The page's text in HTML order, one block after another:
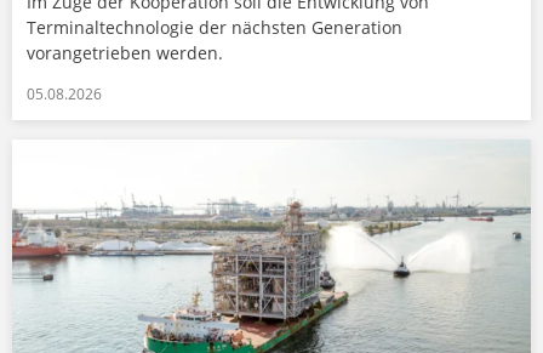
Terminaltechnologie der nächsten Generation
vorangetrieben werden.
05.08.2026